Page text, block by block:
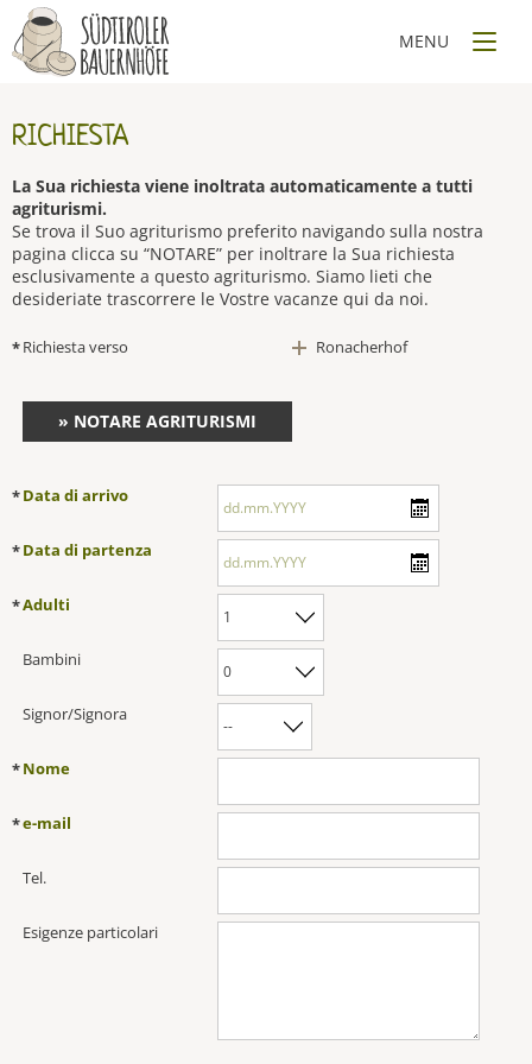
RICHIESTA
La Sua richiesta viene inoltrata automaticamente a tutti
agriturismi.
Se trova il Suo agriturismo preferito navigando sulla nostra
pagina clicca su “NOTARE” per inoltrare la Sua richiesta
esclusivamente a questo agriturismo. Siamo lieti che
desideriate trascorrere le Vostre vacanze qui da noi.
*Richiesta verso Ronacherhof
» NOTARE AGRITURISMI
*Data di arrivo
*Data di partenza
*Adulti
Bambini
Signor/Signora
*Nome
*e-mail
Tel.
Esigenze particolari